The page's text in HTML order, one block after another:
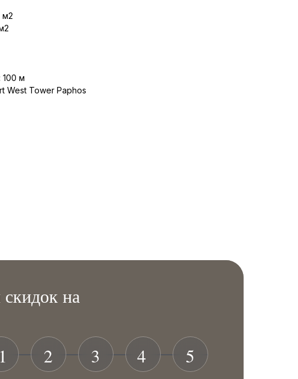
м2
м
West Tower Paphos
на
1 2 3 4 5